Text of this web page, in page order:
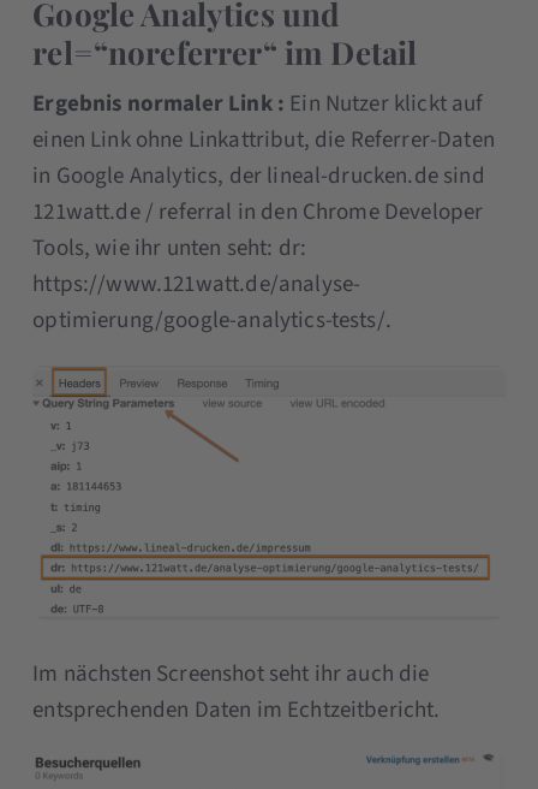
Google Analytics und
rel=“noreferrer“ im Detail
Ergebnis normaler Link : Ein Nutzer klickt auf
einen Link ohne Linkattribut, die Referrer-Daten
in Google Analytics, der lineal-drucken.de sind
121watt.de / referral in den Chrome Developer
Tools, wie ihr unten seht: dr:
https://www.121watt.de/analyse-
optimierung/google-analytics-tests/.
Im nächsten Screenshot seht ihr auch die
entsprechenden Daten im Echtzeitbericht.